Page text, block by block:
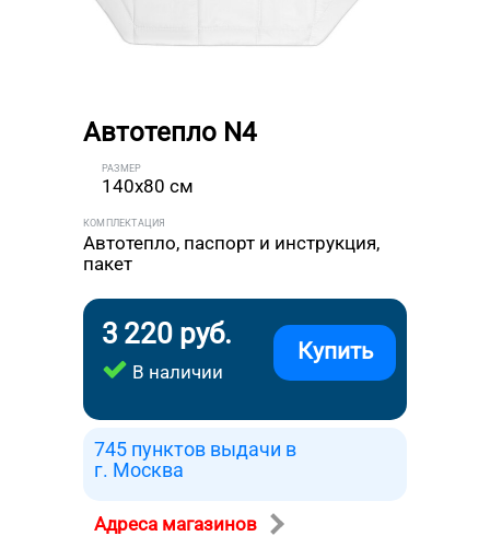
Автотепло N4
РАЗМЕР
140x80 см
КОМПЛЕКТАЦИЯ
Автотепло, паспорт и инструкция,
пакет
3 220 руб.
В наличии
Купить
745 пунктов выдачи в
г. Москва
Адреса магазинов